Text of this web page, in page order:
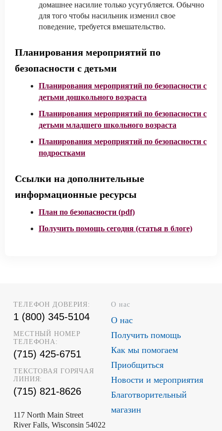
домашнее насилие только усугубляется. Обычно
для того чтобы насильник изменил свое
поведение, требуется вмешательство.
Планирования мероприятий по
безопасности с детьми
Планирования мероприятий по безопасности с
детьми дошкольного возраста
Планирования мероприятий по безопасности с
детьми младшего школьного возраста
Планирования мероприятий по безопасности с
подростками
Ссылки на дополнительные
информационные ресурсы
План по безопасности (pdf)
Получить помощь сегодня (статья в блоге)
ТЕЛЕФОН ДОВЕРИЯ:
1 (800) 345-5104
МЕСТНЫЙ НОМЕР
ТЕЛЕФОНА:
(715) 425-6751
ТЕКСТОВАЯ ГОРЯЧАЯ
ЛИНИЯ:
(715) 821-8626
117 North Main Street
River Falls, Wisconsin 54022
О нас
О нас
Получить помощь
Как мы помогаем
Приобщиться
Новости и мероприятия
Благотворительный
магазин